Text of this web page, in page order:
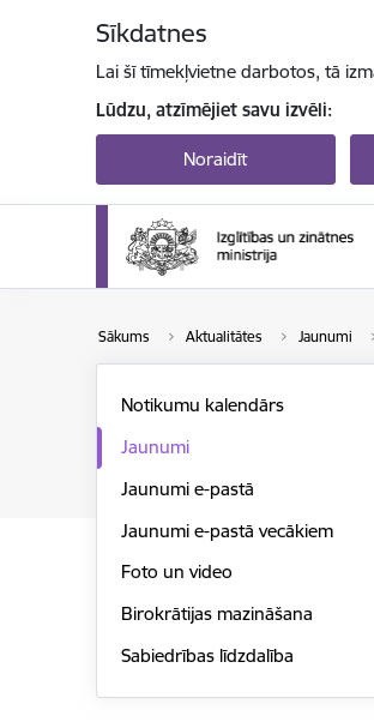
Sīkdatnes
Lai šī tīmekļvietne darbotos, tā
Lūdzu, atzīmējiet savu izvēli:
Noraidīt
Sākums Aktualitātes Jaunumi
Notikumu kalendārs
Jaunumi
Jaunumi e-pastā
Jaunumi e-pastā vecākiem
Foto un video
Birokrātijas mazināšana
Sabiedrības līdzdalība